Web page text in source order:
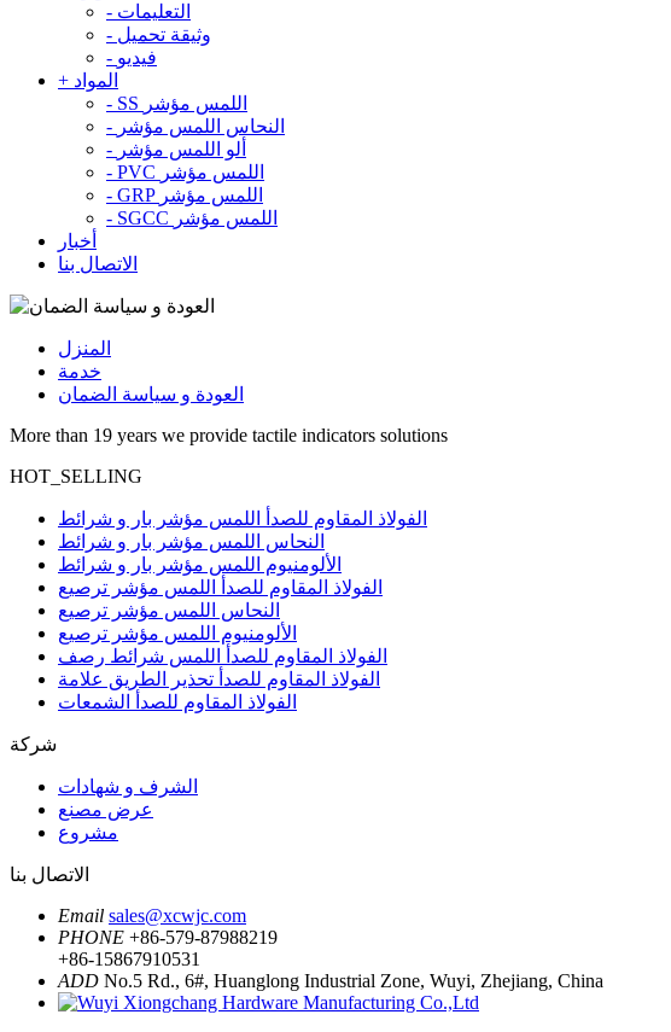
- التعليمات
- وثيقة تحميل
- فيديو
+ المواد
-
SS اللمس مؤشر
- النحاس اللمس مؤشر
- ألو اللمس مؤشر
-
PVC اللمس مؤشر
-
GRP اللمس مؤشر
-
SGCC اللمس مؤشر
أخبار
الاتصال بنا
المنزل
خدمة
العودة و سياسة الضمان
More than 19 years we provide tactile indicators solutions
HOT_SELLING
الفولاذ المقاوم للصدأ اللمس مؤشر بار و شرائط
النحاس اللمس مؤشر بار و شرائط
الألومنيوم اللمس مؤشر بار و شرائط
الفولاذ المقاوم للصدأ اللمس مؤشر ترصيع
النحاس اللمس مؤشر ترصيع
الألومنيوم اللمس مؤشر ترصيع
الفولاذ المقاوم للصدأ اللمس شرائط رصف
الفولاذ المقاوم للصدأ تحذير الطريق علامة
الفولاذ المقاوم للصدأ الشمعات
شركة
الشرف و شهادات
عرض مصنع
مشروع
الاتصال بنا
Email sales@xcwjc.com
PHONE +86-579-87988219
+86-15867910531
ADD No.5 Rd., 6#, Huanglong Industrial Zone, Wuyi, Zhejiang, China